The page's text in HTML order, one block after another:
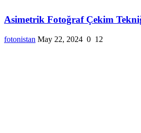
Asimetrik Fotoğraf Çekim
fotonistan May 22, 2024 0 12